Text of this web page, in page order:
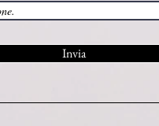
Invia